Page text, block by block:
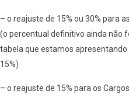
– o reajuste de 15% ou 30% para
(o percentual definitivo ainda não
tabela que estamos
15%)
– o reajuste de 15% para os